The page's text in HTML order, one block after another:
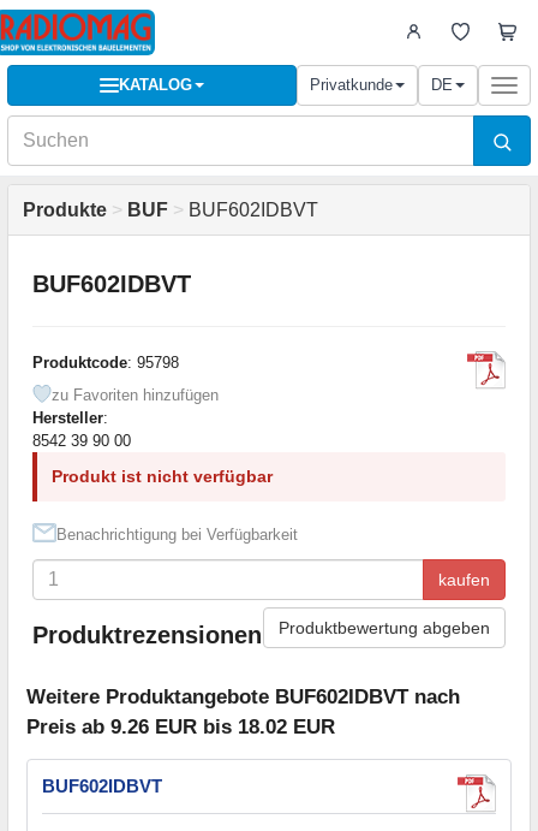
KATALOG Privatkunde DE
Produkte > BUF > BUF602IDBVT
BUF602IDBVT
Produktcode: 95798
zu Favoriten hinzufügen
Hersteller:
8542 39 90 00
Produkt ist nicht verfügbar
Benachrichtigung bei Verfügbarkeit
kaufen
Produktrezensionen Produktbewertung abgeben
Weitere Produktangebote BUF602IDBVT nach
Preis ab 9.26 EUR bis 18.02 EUR
BUF602IDBVT